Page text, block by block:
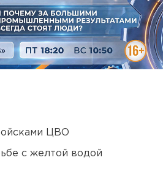
ЦВО
с желтой водой